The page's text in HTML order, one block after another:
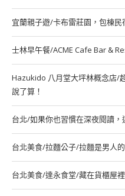
宜蘭親子遊/卡布雷莊園，包棟民
士林早午餐/ACME Cafe Bar &
Hazukido 八月堂大坪林概念店/
說了算！
台北/如果你也習慣在深夜閱讀
台北美食/拉麵公子/拉麵是男人
台北美食/達永食堂/藏在貨櫃屋